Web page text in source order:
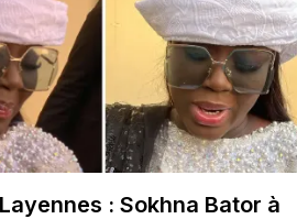
: Sokhna Bator à